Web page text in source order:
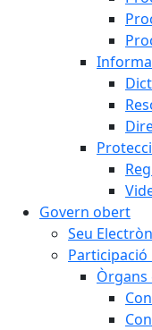
Govern obert
Seu
Participació
Òrgans